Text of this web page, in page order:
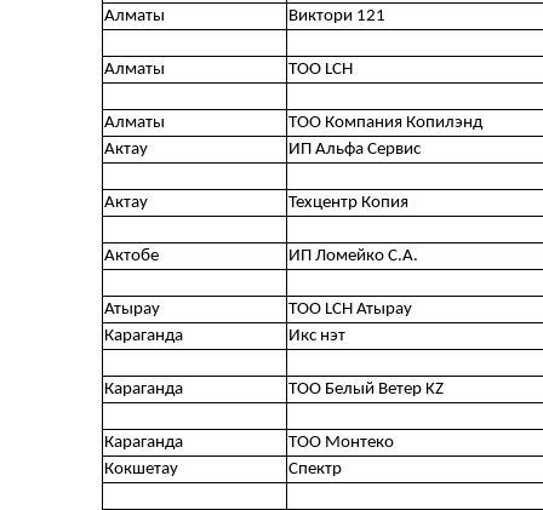
Алматы
Виктори 121
Алматы ТОО LCH
Алматы
ТОО Компания Копилэнд
Актау
ИП Альфа Сервис
Актау Техцентр Копия
Актобе ИП Ломейко С.А.
Атырау
ТОО LCH Атырау
Караганда
Икс нэт
Караганда ТОО Белый Ветер KZ
Караганда
ТОО Монтеко
Кокшетау
Спектр